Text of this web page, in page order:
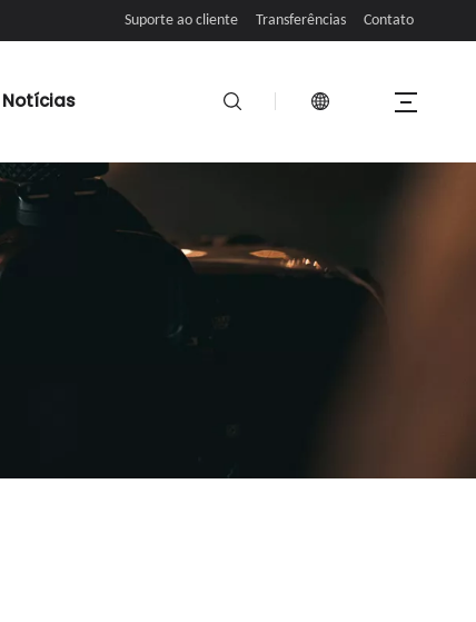
Suporte ao cliente Transferências Contato
Notícias